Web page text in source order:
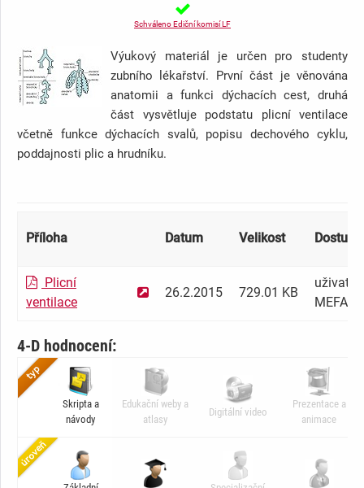
Schváleno Ediční komisí LF
Výukový materiál je určen pro studenty
zubního lékařství. První část je věnována
anatomii a funkci dýchacích cest, druhá
část vysvětluje podstatu plicní ventilace
včetně funkce dýchacích svalů, popisu dechového cyklu,
poddajnosti plic a hrudníku.
Příloha Datum Velikost
Plicní
ventilace
26.2.2015 729.01 KB
uživatel
4-D hodnocení:
Skripta a
návody
Edukační weby a
atlasy
Digitální video
Prezentace a
animace